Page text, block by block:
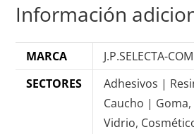
Información
MARCA
J.P.SELECTA-
SECTORES
Adhesivos |
Caucho | Goma,
Vidrio,